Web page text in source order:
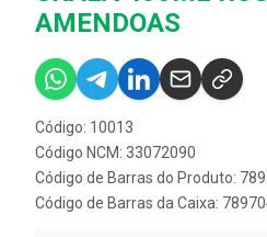
AMENDOAS
Código: 10013
Código NCM: 33072090
Código de Barras do Produto:
Código de Barras da Caixa: